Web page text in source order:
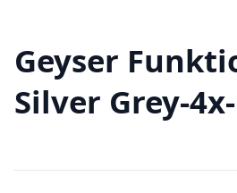
Geyser
Silver Grey-